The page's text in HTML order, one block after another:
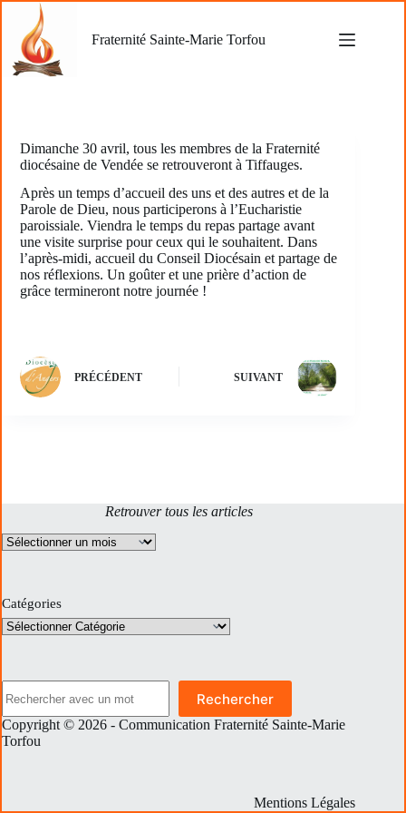
contenu
Fraternité Sainte-Marie Torfou
Dimanche 30 avril, tous les membres de la Fraternité
diocésaine de Vendée se retrouveront à Tiffauges.
Après un temps d’accueil des uns et des autres et de la
Parole de Dieu, nous participerons à l’Eucharistie
paroissiale. Viendra le temps du repas partage avant
une visite surprise pour ceux qui le souhaitent. Dans
l’après-midi, accueil du Conseil Diocésain et partage de
nos réflexions. Un goûter et une prière d’action de
grâce termineront notre journée !
PRÉCÉDENT SUIVANT
Retrouver tous les articles
Archives
Catégories
Rechercher
Copyright © 2026 - Communication Fraternité Sainte-Marie
Torfou
Mentions Légales